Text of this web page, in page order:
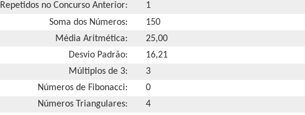
Repetidos no Concurso Anterior:
1
Soma dos Números:
150
Média Aritmética:
25,00
Desvio Padrão:
16,21
Múltiplos de 3:
3
Números de Fibonacci:
0
Números Triangulares:
4